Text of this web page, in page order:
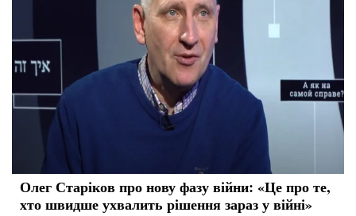
Олег Старіков про нову фазу війни: «Це про те,
хто швидше ухвалить рішення зараз у війні»